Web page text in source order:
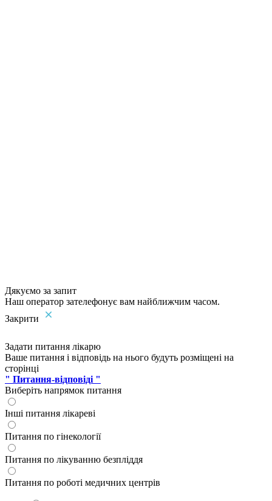
Дякуємо за запит
Наш оператор зателефонує вам найближчим часом.
Закрити
Задати питання лікарю
Ваше питання і відповідь на нього будуть розміщені на
сторінці
" Питання-відповіді "
Виберіть напрямок питання
Інші питання лікареві
Питання по гінекології
Питання по лікуванню безпліддя
Питання по роботі медичних центрів